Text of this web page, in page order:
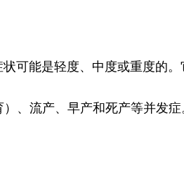
可能是轻度、中度或重度的
、流产、早产和死产等并发症